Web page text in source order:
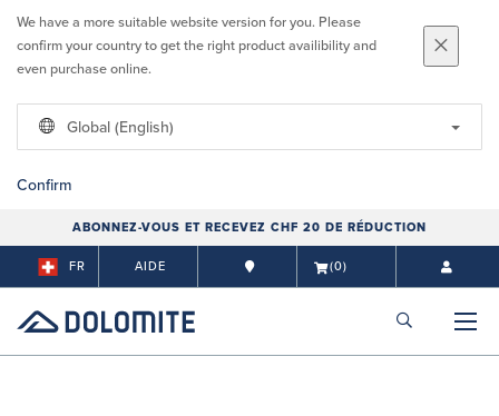
We have a more suitable website version for you. Please
confirm your country to get the right product availibility and
even purchase online.
Global (English)
Confirm
ABONNEZ-VOUS ET RECEVEZ CHF 20 DE RÉDUCTION
FR AIDE (0)